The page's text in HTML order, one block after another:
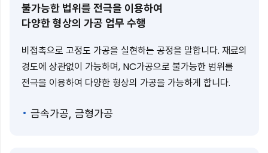
불가능한 법위를 전극을 이용하여
다양한 형상의 가공 업무 수행
비접촉으로 고정도 가공을 실현하는 공정을 말합니다. 재료의
경도에 상관없이 가능하며, NC가공으로 불가능한 범위를
전극을 이용하여 다양한 형상의 가공을 가능하게 합니다.
금속가공, 금형가공